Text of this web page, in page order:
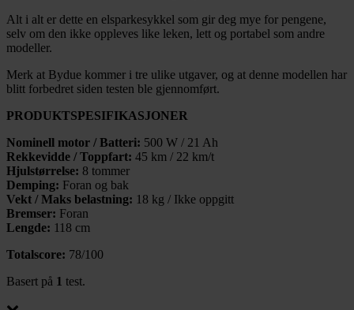
Alt i alt er dette en elsparkesykkel som gir deg mye for pengene,
selv om den ikke oppleves like leken, lett og portabel som andre
modeller.
Merk at Bydue kommer i tre ulike utgaver, og at denne modellen har
blitt forbedret siden testen ble gjennomført.
PRODUKTSPESIFIKASJONER
Nominell motor / Batteri: 500 W / 21 Ah
Rekkevidde / Toppfart: 45 km / 22 km/t
Hjulstørrelse: 8 tommer
Demping: Foran og bak
Vekt / Maks belastning: 18 kg / Ikke oppgitt
Bremser: Foran
Lengde: 118 cm
Totalscore: 78/100
Basert på 1 test.